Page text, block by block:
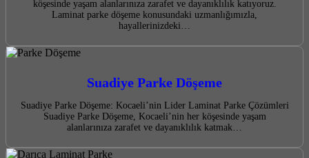
köşesinde yaşam alanlarınıza zarafet ve dayanıklılık katıyoruz.
Laminat parke döşeme konusundaki uzmanlığımızla,
hayallerinizdeki…
Suadiye Parke Döşeme
Suadiye Parke Döşeme: Kocaeli’nin Lider Laminat Parke Çözümleri
Suadiye Parke Döşeme, Kocaeli’nin her köşesinde yaşam
alanlarınıza zarafet ve dayanıklılık katmak…